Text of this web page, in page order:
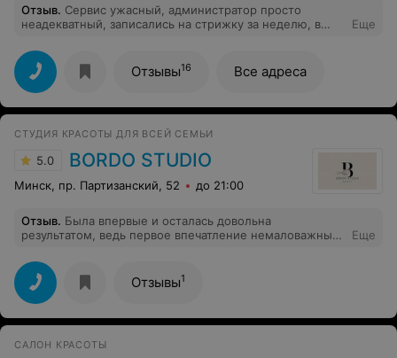
Отзыв. Сервис ужасный, администратор просто
неадекватный, записались на стрижку за неделю, в
будем ли, за час до записи позвонил тот же
администратор и сказал, что она перепутала и в этот
день вообще не работает нужный мастер. Мой шок в
шоке. Наплевательское отношение к клиентам.
Вообще не рекомендую
Еще
Отзывы16 Все адреса
СТУДИЯ КРАСОТЫ ДЛЯ ВСЕЙ СЕМЬИ
5.0 BORDO STUDIO
Минск, пр. Партизанский, 52 до 21:00
Отзыв. Была впервые и осталась довольна
результатом, ведь первое впечатление немаловажный
уютный салон ,результат и по времени недолго ! Рядом
с метро , во дворах, тоже удобно что далеко не надо
ходить искать ! Девченкам успехов в дальнейшем
развитии
Еще
Отзывы1
САЛОН КРАСОТЫ